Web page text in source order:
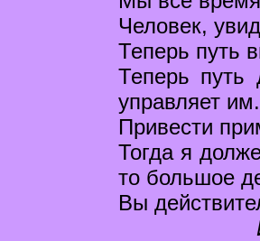
Человек,
Теперь путь
Теперь путь
управляет
Привести
Тогда я
то большое
Вы